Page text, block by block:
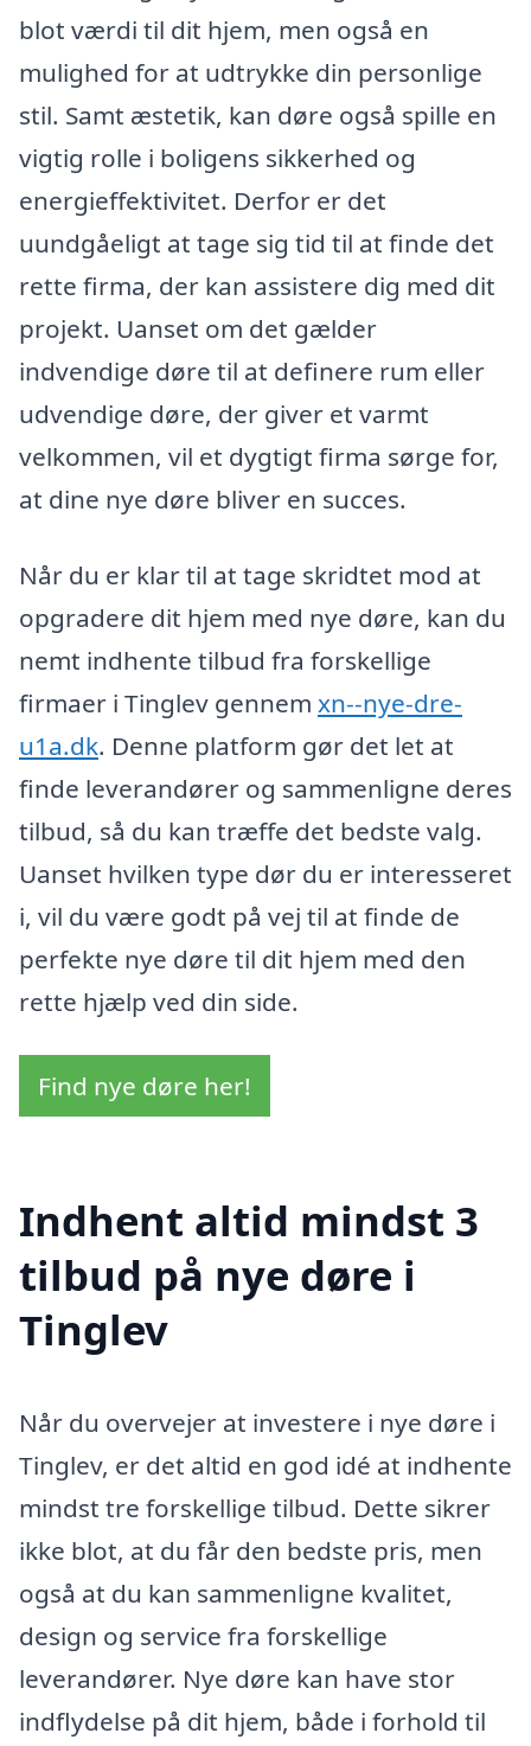
blot værdi til dit hjem, men også en
mulighed for at udtrykke din personlige
stil. Samt æstetik, kan døre også spille en
vigtig rolle i boligens sikkerhed og
energieffektivitet. Derfor er det
uundgåeligt at tage sig tid til at finde det
rette firma, der kan assistere dig med dit
projekt. Uanset om det gælder
indvendige døre til at definere rum eller
udvendige døre, der giver et varmt
velkommen, vil et dygtigt firma sørge for,
at dine nye døre bliver en succes.
Når du er klar til at tage skridtet mod at
opgradere dit hjem med nye døre, kan du
nemt indhente tilbud fra forskellige
firmaer i Tinglev gennem xn--nye-dre-
u1a.dk. Denne platform gør det let at
finde leverandører og sammenligne deres
tilbud, så du kan træffe det bedste valg.
Uanset hvilken type dør du er interesseret
i, vil du være godt på vej til at finde de
perfekte nye døre til dit hjem med den
rette hjælp ved din side.
Find nye døre her!
Indhent altid mindst 3
tilbud på nye døre i
Tinglev
Når du overvejer at investere i nye døre i
Tinglev, er det altid en god idé at indhente
mindst tre forskellige tilbud. Dette sikrer
ikke blot, at du får den bedste pris, men
også at du kan sammenligne kvalitet,
design og service fra forskellige
leverandører. Nye døre kan have stor
indflydelse på dit hjem, både i forhold til